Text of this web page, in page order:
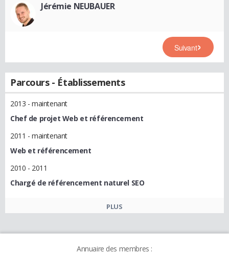
Jérémie NEUBAUER
Suivant
Parcours - Établissements
2013 - maintenant
Chef de projet Web et référencement
2011 - maintenant
Web et référencement
2010 - 2011
Chargé de référencement naturel SEO
PLUS
Annuaire des membres :